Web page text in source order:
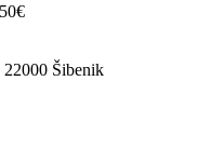
Šibenik